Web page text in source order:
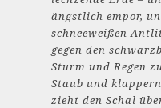
ängstlich empor,
schneeweißen
gegen den
Sturm und Regen
Staub und
zieht den Schal